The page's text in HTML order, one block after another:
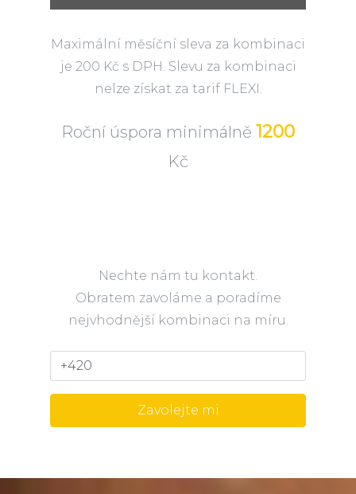
Maximální měsíční sleva za kombinaci
je 200 Kč s DPH. Slevu za kombinaci
nelze získat za tarif FLEXI.
Roční úspora minimálně 1200
Kč
Nechte nám tu kontakt.
Obratem zavoláme a poradíme
nejvhodnější kombinaci na míru.